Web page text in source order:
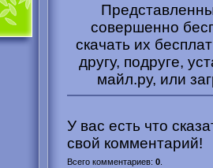
совершенно
скачать их
другу, подруге,
майл.ру, или
У вас есть что
свой комментарий!
Всего комментариев: 0